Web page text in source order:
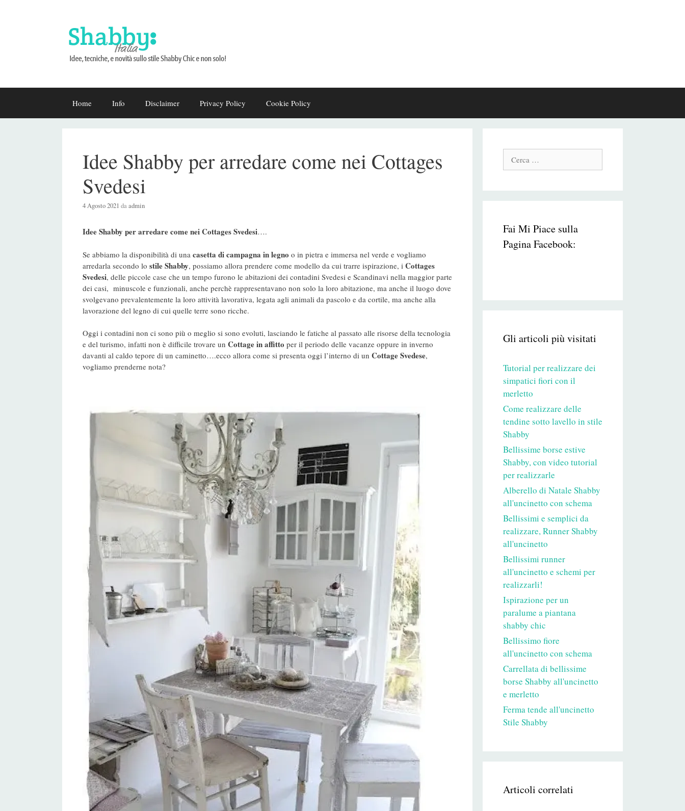
Home Info Disclaimer Privacy Policy Cookie Policy
Idee Shabby per arredare come nei Cottages
Svedesi
4 Agosto 2021 daadmin
Idee Shabby per arredare come nei Cottages Svedesi….
Se abbiamo la disponibilità di una casetta di campagna in legno o in pietra e immersa nel verde e vogliamo
arredarla secondo lo stileShabby, possiamo allora prendere come modello da cui trarre ispirazione, i Cottages
Svedesi, delle piccole case che un tempo furono le abitazioni dei contadini Svedesi e Scandinavi nella maggior parte
dei casi, minuscole e funzionali, anche perchè rappresentavano non solo la loro abitazione, ma anche il luogo dove
svolgevano prevalentemente la loro attività lavorativa, legata agli animali da pascolo e da cortile, ma anche alla
lavorazione del legno di cui quelle terre sono ricche.
Oggi i contadini non ci sono più o meglio si sono evoluti, lasciando le fatiche al passato alle risorse della tecnologia
e del turismo, infatti non è difficile trovare un Cottage in affitto per il periodo delle vacanze oppure in inverno
davanti al caldo tepore di un caminetto….ecco allora come si presenta oggi l’interno di un Cottage Svedese,
vogliamo prenderne nota?
Cerca:
Fai Mi Piace sulla
Pagina Facebook:
Gli articoli più visitati
Tutorial per realizzare dei
simpatici fiori con il
merletto
Come realizzare delle
tendine sotto lavello in stile
Shabby
Bellissime borse estive
Shabby, con video tutorial
per realizzarle
Alberello di Natale Shabby
all'uncinetto con schema
Bellissimi e semplici da
realizzare, Runner Shabby
all'uncinetto
Bellissimi runner
all'uncinetto e schemi per
realizzarli!
Ispirazione per un
paralume a piantana
shabby chic
Bellissimo fiore
all'uncinetto con schema
Carrellata di bellissime
borse Shabby all'uncinetto
e merletto
Ferma tende all'uncinetto
Stile Shabby
Articoli correlati